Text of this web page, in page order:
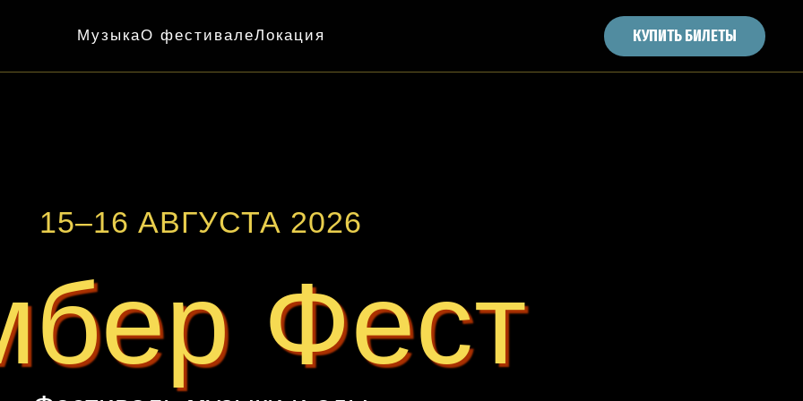
МузыкаО фестивалеЛокация КУПИТЬ БИЛЕТЫ
15–16 АВГУСТА 2026
Фест